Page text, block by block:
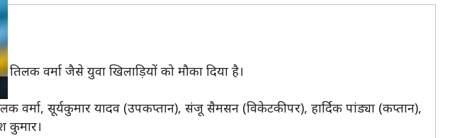
वर्मा जैसे युवा खिलाड़ियों को मौका दिया है।
वर्मा, सूर्यकुमार यादव (उपकप्तान), संजू सैमसन (विकेटकीपर), हार्दिक पांड्या (कप्तान),
कुमार।